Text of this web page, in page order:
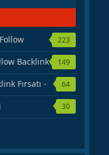
223
Backlink
149
Fırsatı -
64
30